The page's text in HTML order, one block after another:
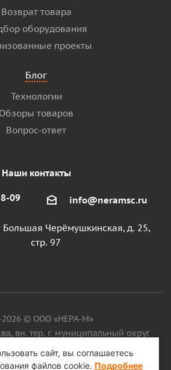
Возврат товара
оборудования
проекты
Блог
Технологии
Обзоры товаров
Вопрос-ответ
Наши контакты
09 info@neramsc.ru
Большая Черёмушкинская, д. 25,
стр. 97
2026 © ООО «НЕРА-М»
вн. тер. г. муниципальный округ
Черёмушкинская, д. 25, стр. 97, ИНН
ОГРН 1187746099750
сайт, вы соглашаетесь
файлов cookie. Подробнее